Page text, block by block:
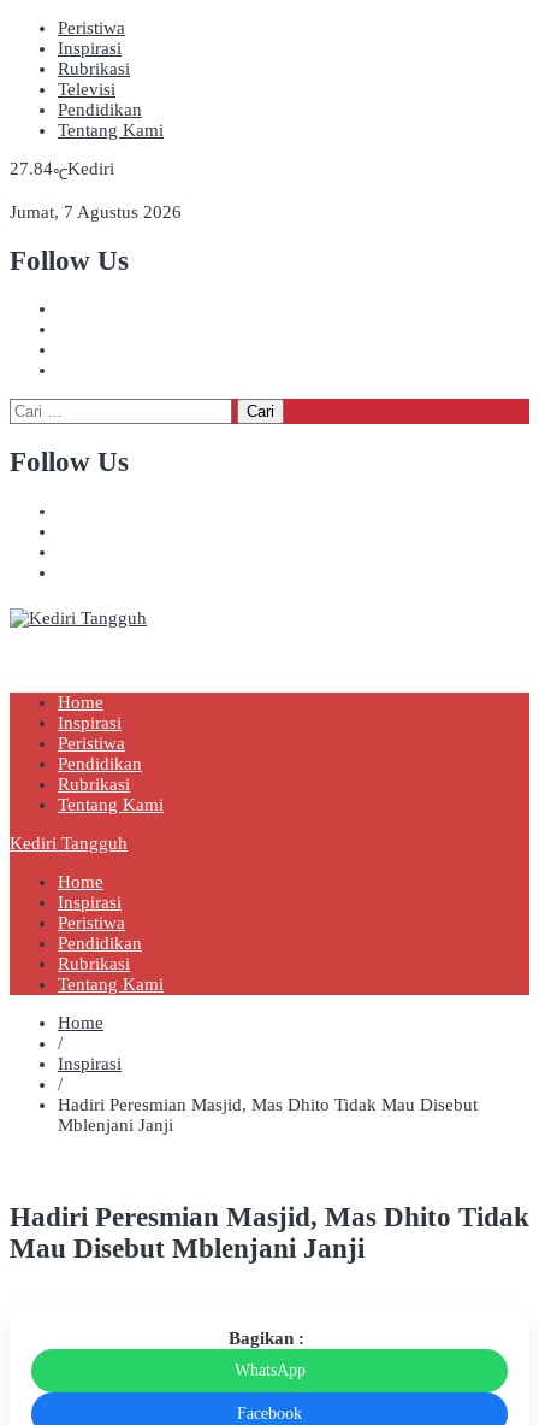
Peristiwa
Inspirasi
Rubrikasi
Televisi
Pendidikan
Tentang Kami
27.84℃Kediri
Jumat, 7 Agustus 2026
Follow Us
Cari
untuk:
Follow Us
Home
Inspirasi
Peristiwa
Pendidikan
Rubrikasi
Tentang Kami
Kediri Tangguh
Home
Inspirasi
Peristiwa
Pendidikan
Rubrikasi
Tentang Kami
Home
/
Inspirasi
/
Hadiri Peresmian Masjid, Mas Dhito Tidak Mau Disebut
Mblenjani Janji
Hadiri Peresmian Masjid, Mas Dhito Tidak
Mau Disebut Mblenjani Janji
Bagikan :
WhatsApp
Facebook